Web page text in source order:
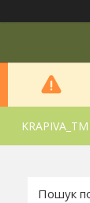
KRAPIVA_TM